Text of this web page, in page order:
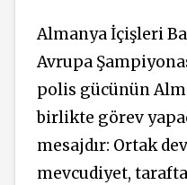
Almanya İçişleri
Avrupa
polis gücünün
birlikte görev
mesajdır: Ortak
mevcudiyet,